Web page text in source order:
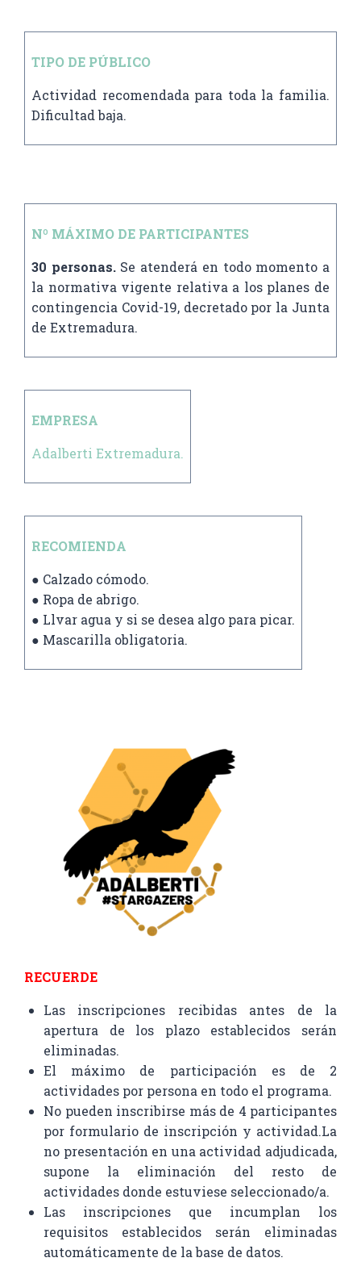
TIPO DE PÚBLICO
Actividad recomendada para toda la familia.
Dificultad baja.
Nº MÁXIMO DE PARTICIPANTES
30 personas. Se atenderá en todo momento a
la normativa vigente relativa a los planes de
contingencia Covid-19, decretado por la Junta
de Extremadura.
EMPRESA
Adalberti Extremadura.
RECOMIENDA
● Calzado cómodo.
● Ropa de abrigo.
● Llvar agua y si se desea algo para picar.
● Mascarilla obligatoria.
RECUERDE
Las inscripciones recibidas antes de la
apertura de los plazo establecidos serán
eliminadas.
El máximo de participación es de 2
actividades por persona en todo el programa.
No pueden inscribirse más de 4 participantes
por formulario de inscripción y actividad.La
no presentación en una actividad adjudicada,
supone la eliminación del resto de
actividades donde estuviese seleccionado/a.
Las inscripciones que incumplan los
requisitos establecidos serán eliminadas
automáticamente de la base de datos.